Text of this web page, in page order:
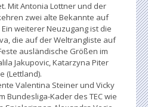
Mit Antonia Lottner und der
zwei alte Bekannte auf
weiterer Neuzugang ist die
die auf der Weltrangliste auf
ausländische Größen im
Jakupovic, Katarzyna Piter
(Lettland).
Valentina Steiner und Vicky
Bundesliga-Kader des TEC wie